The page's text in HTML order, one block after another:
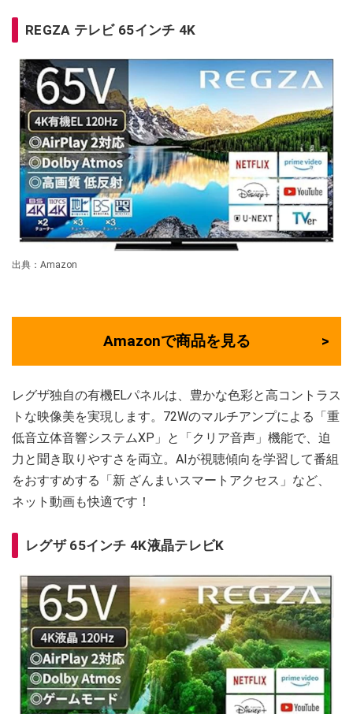
REGZA テレビ 65インチ 4K
出典：Amazon
Amazonで商品を見る
レグザ独自の有機ELパネルは、豊かな色彩と高コントラス
トな映像美を実現します。72Wのマルチアンプによる「重
低音立体音響システムXP」と「クリア音声」機能で、迫
力と聞き取りやすさを両立。AIが視聴傾向を学習して番組
をおすすめする「新 ざんまいスマートアクセス」など、
ネット動画も快適です！
レグザ 65インチ 4K液晶テレビK